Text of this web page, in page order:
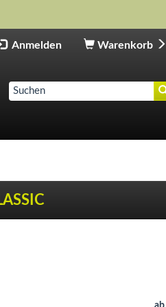
Anmelden Warenkorb